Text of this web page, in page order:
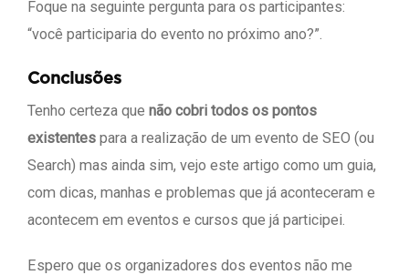
Foque na seguinte pergunta para os participantes:
“você participaria do evento no próximo ano?”.
Conclusões
Tenho certeza que não cobri todos os pontos
existentes para a realização de um evento de SEO (ou
Search) mas ainda sim, vejo este artigo como um guia,
com dicas, manhas e problemas que já aconteceram e
acontecem em eventos e cursos que já participei.
Espero que os organizadores dos eventos não me